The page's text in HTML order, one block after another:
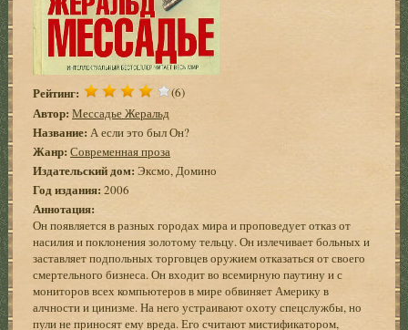
Рейтинг: (6)
Автор: Мессадье Жеральд
Название: А если это был Он?
Жанр: Современная проза
Издательский дом: Эксмо, Домино
Год издания: 2006
Аннотация:
Он появляется в разных городах мира и проповедует отказ от
насилия и поклонения золотому тельцу. Он излечивает больных и
заставляет подпольных торговцев оружием отказаться от своего
смертельного бизнеса. Он входит во всемирную паутину и с
мониторов всех компьютеров в мире обвиняет Америку в
алчности и цинизме. На него устраивают охоту спецслужбы, но
пули не приносят ему вреда. Его считают мистификатором,